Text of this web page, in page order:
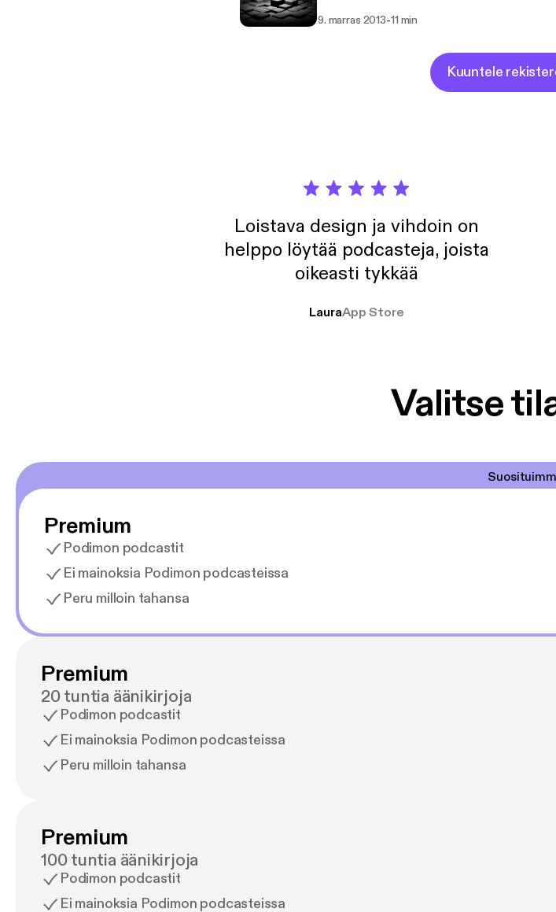
with a regular show on Mixcloud. New
http://sandpiperrecords.wordpress.com/
9. marras 2013-11 min
Kuuntele
Loistava design ja vihdoin on
helppo löytää podcasteja, joista
oikeasti tykkää
LauraApp Store
Valitse
Premium
Podimon podcastit
Ei mainoksia Podimon podcasteissa
Peru milloin tahansa
Premium
20 tuntia äänikirjoja
Podimon podcastit
Ei mainoksia Podimon podcasteissa
Peru milloin tahansa
Premium
100 tuntia äänikirjoja
Podimon podcastit
Ei mainoksia Podimon podcasteissa